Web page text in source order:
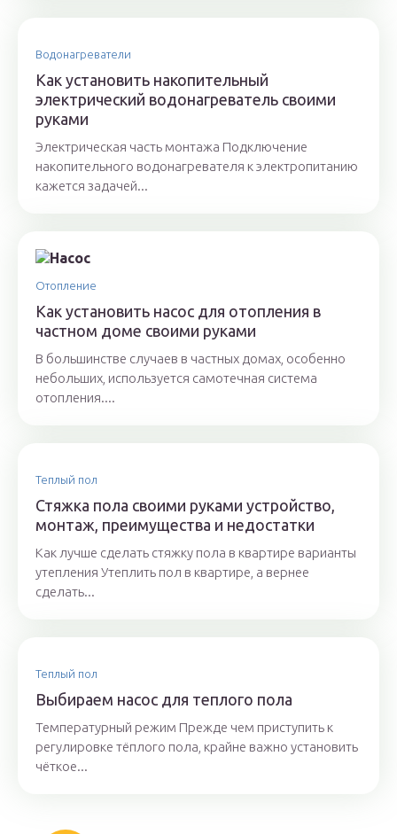
Водонагреватели
Как установить накопительный
электрический водонагреватель своими
руками
Электрическая часть монтажа Подключение
накопительного водонагревателя к электропитанию
кажется задачей...
Отопление
Как установить насос для отопления в
частном доме своими руками
В большинстве случаев в частных домах, особенно
небольших, используется самотечная система
отопления....
Теплый пол
Стяжка пола своими руками устройство,
монтаж, преимущества и недостатки
Как лучше сделать стяжку пола в квартире варианты
утепления Утеплить пол в квартире, а вернее
сделать...
Теплый пол
Выбираем насос для теплого пола
Температурный режим Прежде чем приступить к
регулировке тёплого пола, крайне важно установить
чёткое...